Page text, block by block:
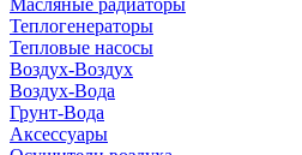
Масляные радиаторы
Теплогенераторы
Тепловые насосы
Воздух-Воздух
Воздух-Вода
Грунт-Вода
Аксессуары